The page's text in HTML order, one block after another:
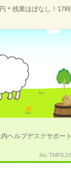
＊残業ほぼなし！17
ヘルプデスクサポー